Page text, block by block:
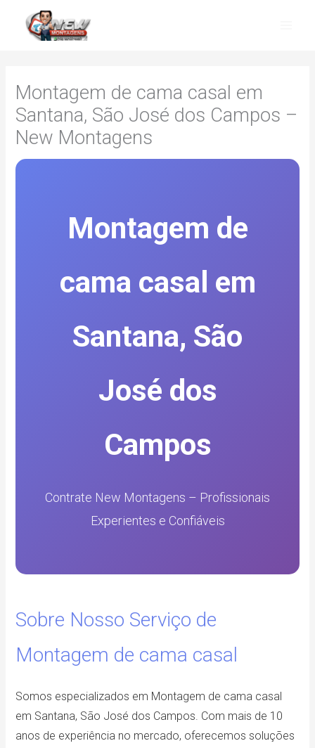
Montagem de cama casal em
Santana, São José dos Campos –
New Montagens
Montagem de
cama casal em
Santana, São
José dos
Campos
Contrate New Montagens – Profissionais
Experientes e Confiáveis
Sobre Nosso Serviço de
Montagem de cama casal
Somos especializados em Montagem de cama casal
em Santana, São José dos Campos. Com mais de 10
anos de experiência no mercado, oferecemos soluções